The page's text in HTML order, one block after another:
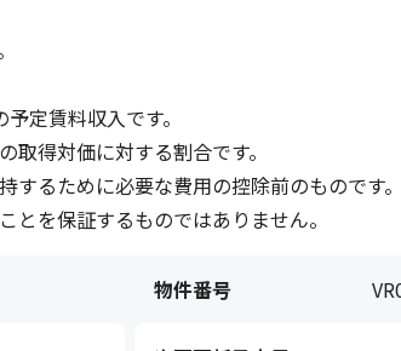
定賃料収入です。
得対価に対する割合です。
るために必要な費用の控除前のものです。
を保証するものではありません。
物件番号